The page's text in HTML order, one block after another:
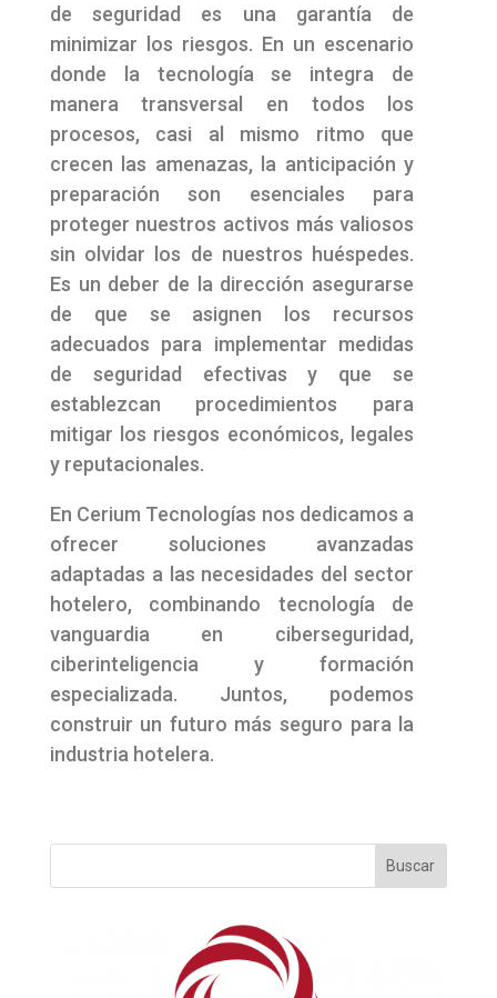
de seguridad es una garantía de
minimizar los riesgos. En un escenario
donde la tecnología se integra de
manera transversal en todos los
procesos, casi al mismo ritmo que
crecen las amenazas, la anticipación y
preparación son esenciales para
proteger nuestros activos más valiosos
sin olvidar los de nuestros huéspedes.
Es un deber de la dirección asegurarse
de que se asignen los recursos
adecuados para implementar medidas
de seguridad efectivas y que se
establezcan procedimientos para
mitigar los riesgos económicos, legales
y reputacionales.
En Cerium Tecnologías nos dedicamos a
ofrecer soluciones avanzadas
adaptadas a las necesidades del sector
hotelero, combinando tecnología de
vanguardia en ciberseguridad,
ciberinteligencia y formación
especializada. Juntos, podemos
construir un futuro más seguro para la
industria hotelera.